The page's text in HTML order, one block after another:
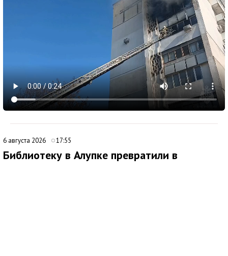
6 августа 2026 17:55
Библиотеку в Алупке превратили в